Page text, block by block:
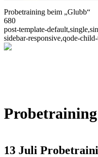
Probetraining beim „Glubb“
680
post-template-
sidebar-responsive,qode-
13 Juli